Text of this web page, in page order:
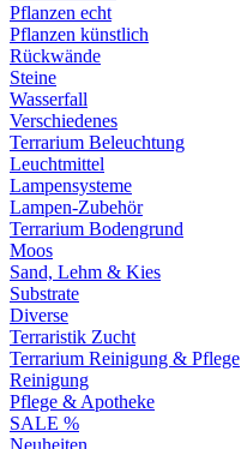
Pflanzen echt
Pflanzen künstlich
Rückwände
Steine
Wasserfall
Verschiedenes
Terrarium Beleuchtung
Leuchtmittel
Lampensysteme
Lampen-Zubehör
Terrarium Bodengrund
Moos
Sand, Lehm & Kies
Substrate
Diverse
Terraristik Zucht
Terrarium Reinigung & Pflege
Reinigung
Pflege & Apotheke
SALE %
Neuheiten